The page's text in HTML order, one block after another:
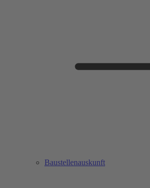
Baustellenauskunft